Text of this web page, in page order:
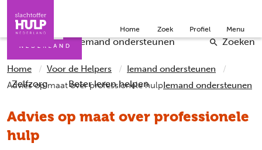
Iemand helpen Doneer English
Checklists Iemand ondersteunen
Zelfzorg Beter leren helpen
Zoeken
Home Zoek Profiel Menu
Home Voor de Helpers
Iemand ondersteunen
Advies op maat over professionele hulpIemand ondersteunen
Advies op maat over professionele
hulp